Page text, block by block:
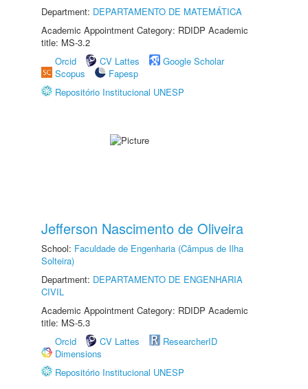
Department: DEPARTAMENTO DE MATEMÁTICA
Academic Appointment Category: RDIDP Academic
title: MS-3.2
Orcid
CV Lattes
Google Scholar
Scopus
Fapesp
Repositório Institucional UNESP
Jefferson Nascimento de Oliveira
School: Faculdade de Engenharia (Câmpus de Ilha
Solteira)
Department: DEPARTAMENTO DE ENGENHARIA
CIVIL
Academic Appointment Category: RDIDP Academic
title: MS-5.3
Orcid
CV Lattes
ResearcherID
Dimensions
Repositório Institucional UNESP